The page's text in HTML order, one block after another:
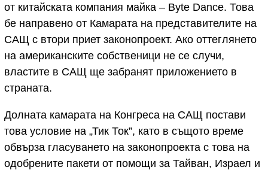
от китайската компания майка – Byte Dance. Това
бе направено от Камарата на представителите на
САЩ с втори приет законопроект. Ако оттеглянето
на американските собственици не се случи,
властите в САЩ ще забранят приложението в
страната.
Долната камарата на Конгреса на САЩ постави
това условие на „Тик Ток”, като в същото време
обвърза гласуването на законопроекта с това на
одобрените пакети от помощи за Тайван, Израел и